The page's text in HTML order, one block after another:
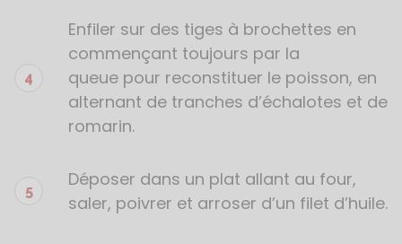
Enfiler sur des tiges à brochettes en
commençant toujours par la
queue pour reconstituer le poisson, en
alternant de tranches d’échalotes et de
romarin.
Déposer dans un plat allant au four,
saler, poivrer et arroser d’un filet d’huile.